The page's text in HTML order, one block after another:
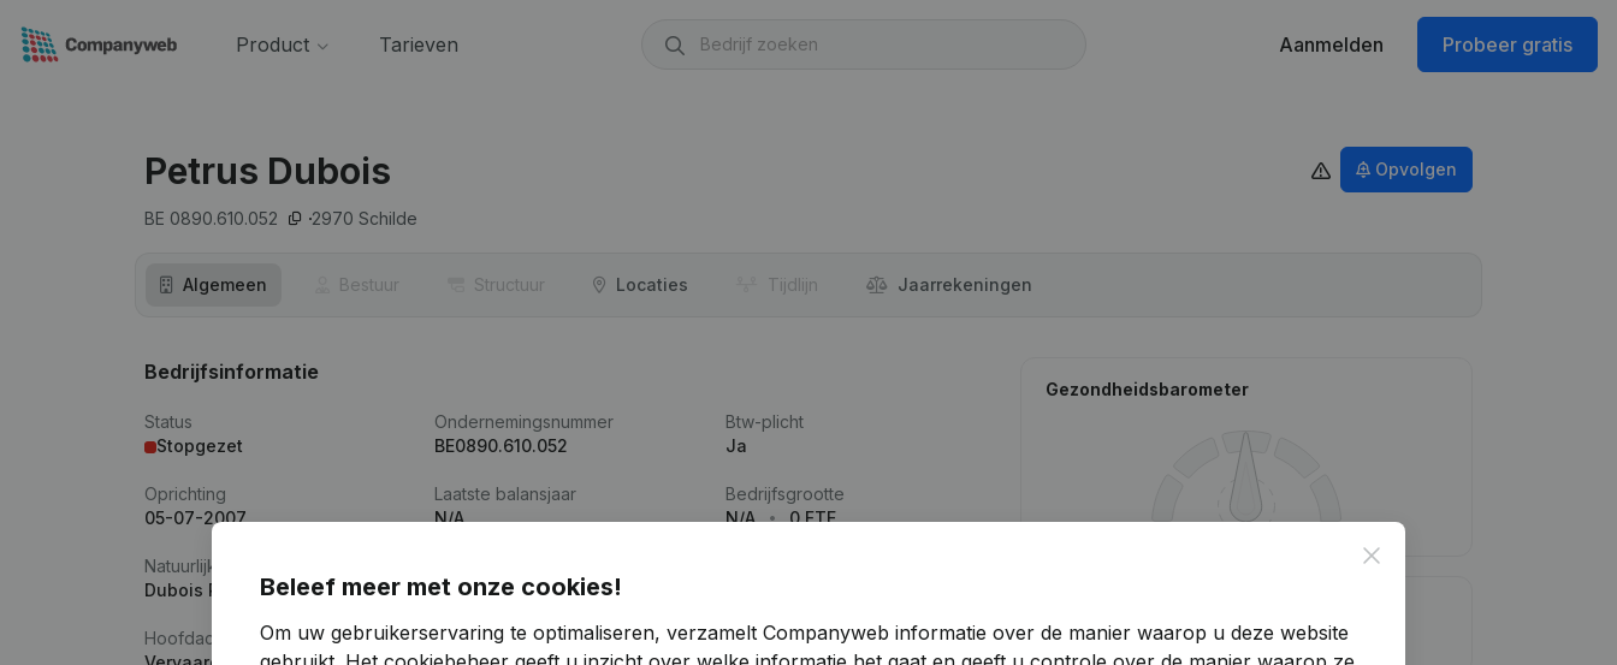
Product Tarieven Aanmelden Probeer gratis
Petrus Dubois
BE 0890.610.052 2970 Schilde
Opvolgen
Algemeen Bestuur Structuur Locaties Tijdlijn Jaar­rekeningen
Bedrijfsinformatie
Status
Stopgezet
Ondernemingsnummer
BE0890.610.052
Btw-plicht
Ja
Oprichting
05-07-2007
Laatste balansjaar
N/A
Bedrijfsgrootte
N/A
0 FTE
Natuurlijke persoon
Dubois Petrus
Hoofdactiviteit
Gezondheidsbarometer
Close
Beleef meer met onze cookies!
Om uw gebruikerservaring te optimaliseren, verzamelt Companyweb informatie over de manier waarop u deze website